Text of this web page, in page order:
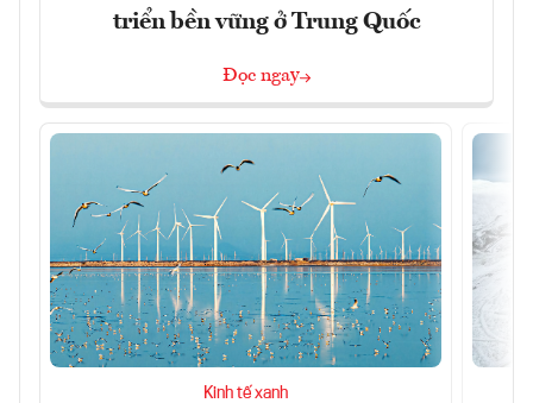
triển bền vững ở Trung Quốc
Đọc ngay
Kinh tế xanh